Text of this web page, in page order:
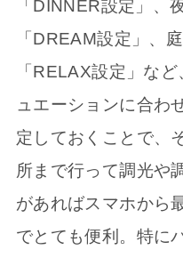
「DINNER設定」、
「DREAM設定」、
「RELAX設定」な
ュエーションに合わ
定しておくことで、
所まで行って調光や
があればスマホから
でとても便利。特に